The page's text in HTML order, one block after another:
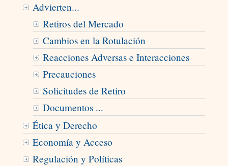
Advierten...
Retiros del Mercado
Cambios en la Rotulación
Reacciones Adversas e Interacciones
Precauciones
Solicitudes de Retiro
Documentos ...
Ética y Derecho
Economía y Acceso
Regulación y Políticas